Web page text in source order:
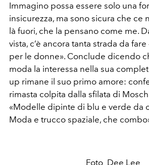
Immagino possa essere solo una
insicurezza, ma sono sicura che ce
là fuori, che la pensano come me.
vista, c’è ancora tanta strada da
per le donne». Conclude dicendo
moda la interessa nella sua
up rimane il suo primo amore:
rimasta colpita dalla sfilata di
«Modelle dipinte di blu e verde da
Moda e trucco spaziale, che
Foto Dee Lee